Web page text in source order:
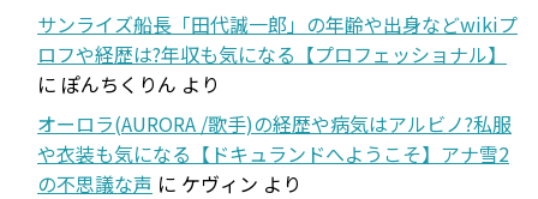
サンライズ船長「田代誠一郎」の年齢や出身などwikiプ
ロフや経歴は?年収も気になる【プロフェッショナル】
に ぽんちくりん より
オーロラ(AURORA /歌手)の経歴や病気はアルビノ?私服
や衣装も気になる【ドキュランドへようこそ】アナ雪2
の不思議な声 に ケヴィン より